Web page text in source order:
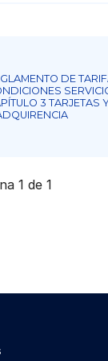
DE
3 TARJETAS
1 de 1